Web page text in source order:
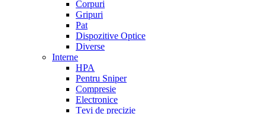
Corpuri
Gripuri
Pat
Dispozitive Optice
Diverse
Interne
HPA
Pentru Sniper
Compresie
Electronice
Țevi de precizie